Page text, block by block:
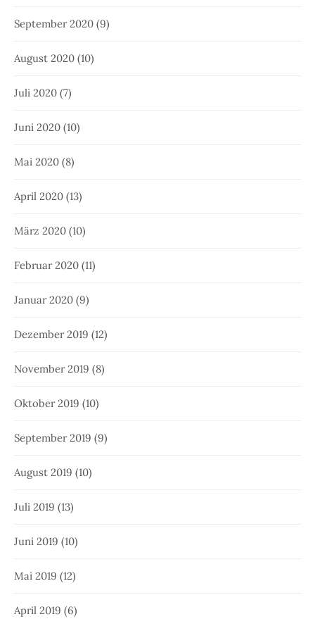
September 2020 (9)
August 2020 (10)
Juli 2020 (7)
Juni 2020 (10)
Mai 2020 (8)
April 2020 (13)
März 2020 (10)
Februar 2020 (11)
Januar 2020 (9)
Dezember 2019 (12)
November 2019 (8)
Oktober 2019 (10)
September 2019 (9)
August 2019 (10)
Juli 2019 (13)
Juni 2019 (10)
Mai 2019 (12)
April 2019 (6)